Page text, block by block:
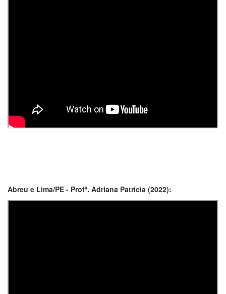
Abreu e Lima/PE - Profª. Adriana Patrícia (2022):